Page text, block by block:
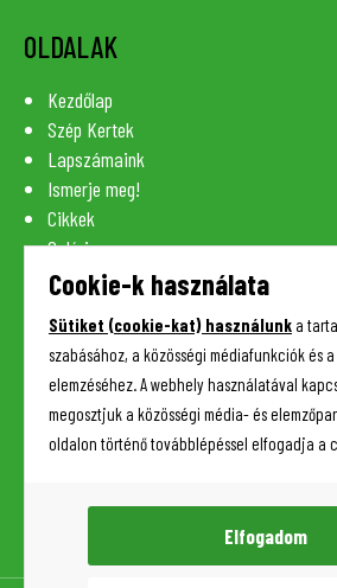
OLDALAK
Kezdőlap
Szép Kertek
Lapszámaink
Ismerje meg!
Cikkek
Galéria
Szaknévsor
Kapcsolat
HASZNOS INFORMÁCIÓK
Impresszum
Sütik (cookie-k) kezelése
Cookie-k használata
Sütiket (cookie-kat) használunk a
szabásához, a közösségi médiafunkciók és
elemzéséhez. A webhely használatával
megosztjuk a közösségi média- és
oldalon történő továbblépéssel elfogadja a
Elfogadom